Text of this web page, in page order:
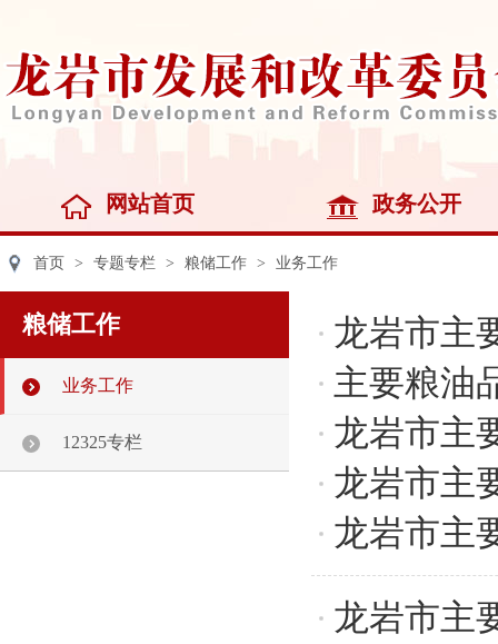
网站首页 政务公开
首页 > 专题专栏 > 粮储工作 > 业务工作
粮储工作
业务工作
12325专栏
龙岩市主
主要粮油
龙岩市主
龙岩市主
龙岩市主
龙岩市主